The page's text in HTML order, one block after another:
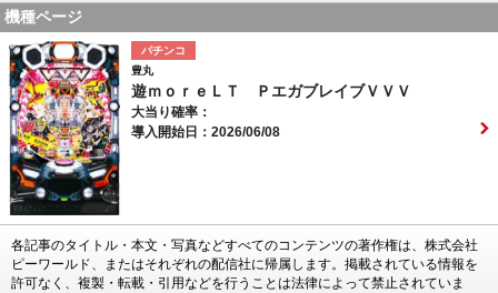
機種ページ
パチンコ
豊丸
遊ｍｏｒｅＬＴ ＰエガブレイブＶＶＶ
大当り確率：
導入開始日：2026/06/08
各記事のタイトル・本文・写真などすべてのコンテンツの著作権は、株式会社
ピーワールド、またはそれぞれの配信社に帰属します。掲載されている情報を
許可なく、複製・転載・引用などを行うことは法律によって禁止されていま